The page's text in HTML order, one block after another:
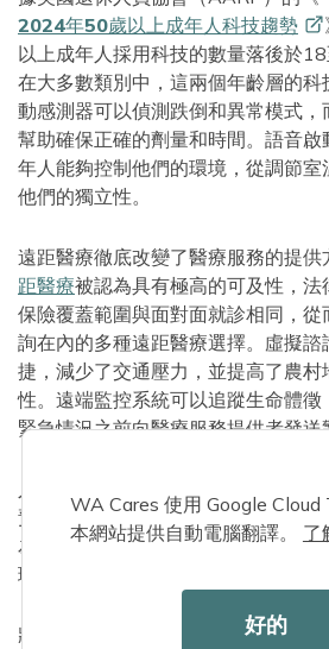
2024年50歲以上成年人科技趨勢
以上成年人採用科技的數量落後於
在大多數類別中，這兩個年齡層的
動感測器可以偵測跌倒和異常模式
幫助確保正確的劑量和時間。語音
年人能夠控制他們的環境，從調節
他們的獨立性。
遠距醫療徹底改變了醫療服務的提供
距醫療被認為具有極高的可及性，
保險覆蓋範圍與面對面就診相同，
詢在內的多種遠距醫療選擇。虛擬諮
捷，減少了交通壓力，並提高了農村
性。遠端監控系統可以追蹤生命體
緊急情況之前向醫療服務提供者發送
人工智慧和機器學習正被用於分析一
預測和預防健康問題。這些系統可
為或健康指標的細微變化，從而實
理方法。
將科技融入長期照護並非一帆風順。
WA Cares 使用 Google
本網站提供自動電腦翻譯。 了
好的